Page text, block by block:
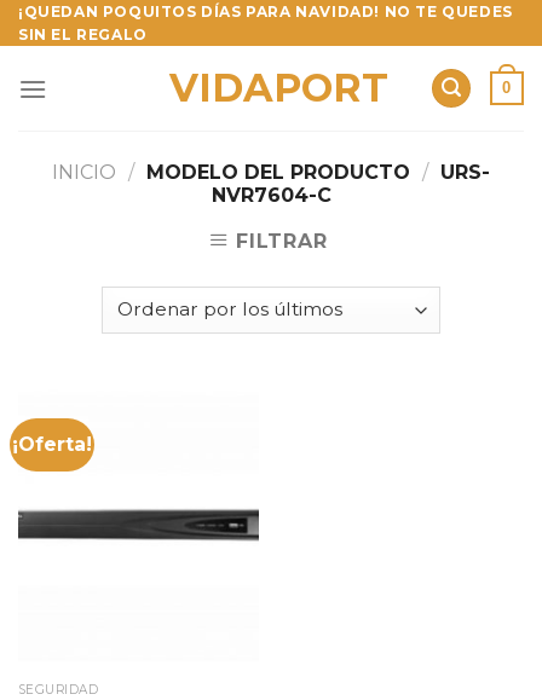
Skip
to
¡QUEDAN POQUITOS DÍAS PARA NAVIDAD! NO TE QUEDES
SIN EL REGALO
VIDAPORT 0
INICIO / MODELO DEL PRODUCTO / URS-
NVR7604-C
FILTRAR
¡Oferta!
SEGURIDAD